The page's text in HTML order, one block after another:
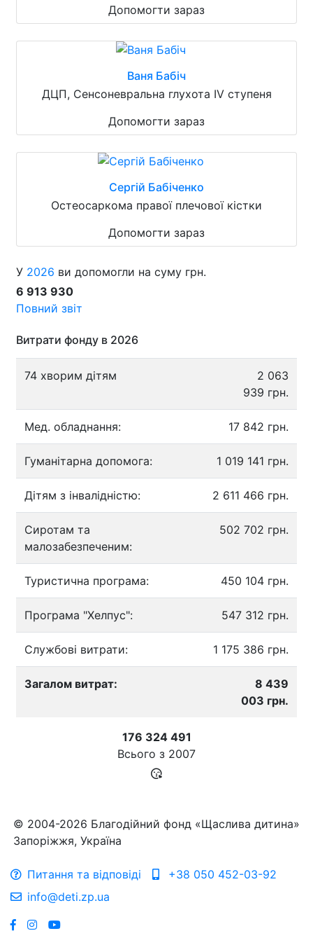
Допомогти зараз
Ваня Бабіч
ДЦП, Сенсоневральна глухота IV ступеня
Допомогти зараз
Сергій Бабіченко
Остеосаркома правої плечової кістки
Допомогти зараз
У 2026 ви допомогли на суму грн.
6 913 930
Повний звіт
Витрати фонду в 2026
74 хворим дітям
2 063
939 грн.
Мед. обладнання: 17 842 грн.
Гуманітарна допомога: 1 019 141 грн.
Дітям з інвалідністю: 2 611 466 грн.
Сиротам та
малозабезпеченим:
502 702 грн.
Туристична програма: 450 104 грн.
Програма "Хелпус": 547 312 грн.
Службові витрати: 1 175 386 грн.
Загалом витрат:
8 439
003 грн.
176 324 491
Всього з 2007
© 2004-2026 Благодійний фонд «Щаслива дитина»
Запоріжжя, Україна
Питання та відповіді
+38 050 452-03-92
info@deti.zp.ua